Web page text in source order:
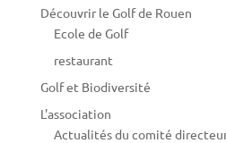
Découvrir le Golf de Rouen
Ecole de Golf
restaurant
Golf et Biodiversité
L'association
Actualités du comité